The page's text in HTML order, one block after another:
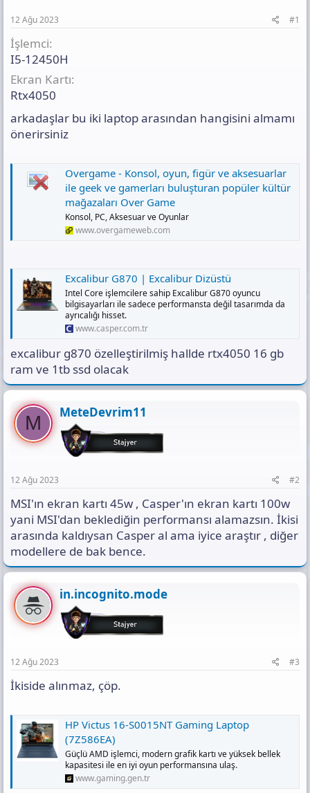
y
12 Ağu 2023 #1
İşlemci
I5-12450H
Ekran Kartı
Rtx4050
arkadaşlar bu iki laptop arasından hangisini almamı
önerirsiniz
Overgame - Konsol, oyun, figür ve aksesuarlar
ile geek ve gamerları buluşturan popüler kültür
mağazaları Over Game
Konsol, PC, Aksesuar ve Oyunlar
www.overgameweb.com
Excalibur G870 | Excalibur Dizüstü
Intel Core işlemcilere sahip Excalibur G870 oyuncu
bilgisayarları ile sadece performansta değil tasarımda da
ayrıcalığı hisset.
www.casper.com.tr
excalibur g870 özelleştirilmiş hallde rtx4050 16 gb
ram ve 1tb ssd olacak
M MeteDevrim11
12 Ağu 2023 #2
MSI'ın ekran kartı 45w , Casper'ın ekran kartı 100w
yani MSI'dan beklediğin performansı alamazsın. İkisi
arasında kaldıysan Casper al ama iyice araştır , diğer
modellere de bak bence.
in.incognito.mode
12 Ağu 2023 #3
İkiside alınmaz, çöp.
HP Victus 16-S0015NT Gaming Laptop
(7Z586EA)
Güçlü AMD işlemci, modern grafik kartı ve yüksek bellek
kapasitesi ile en iyi oyun performansına ulaş.
www.gaming.gen.tr